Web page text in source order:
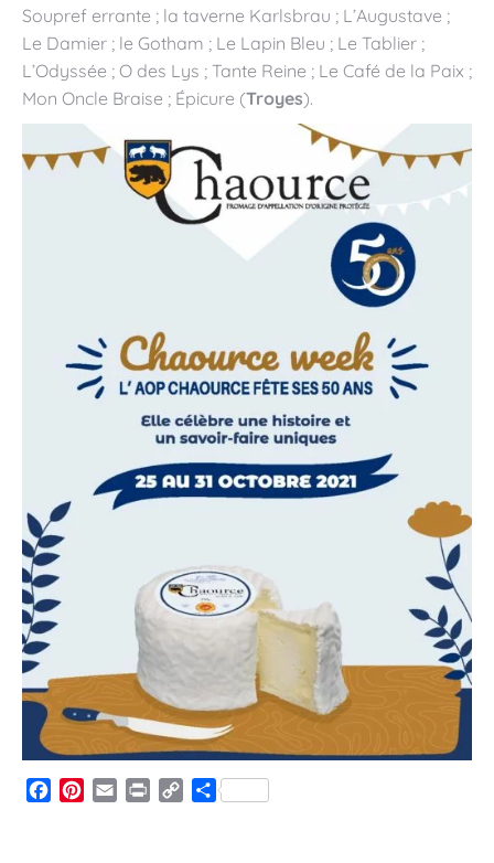
Soupref errante ; la taverne Karlsbrau ; L’Augustave ;
Le Damier ; le Gotham ; Le Lapin Bleu ; Le Tablier ;
L’Odyssée ; O des Lys ; Tante Reine ; Le Café de la Paix ;
Mon Oncle Braise ; Épicure (Troyes).
Facebook
Pinterest
Email Print
CopyPartager